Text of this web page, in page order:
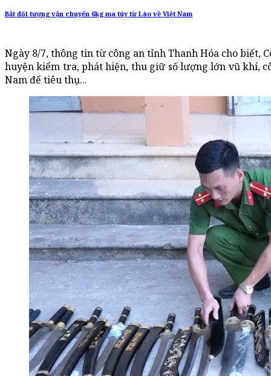
Bắt đối tượng vận chuyển 6kg ma túy từ Lào về Việt Nam
Ngày 8/7, thông tin từ công an tỉnh Thanh Hóa cho biết,
huyện kiểm tra, phát hiện, thu giữ số lượng lớn vũ khí,
Nam để tiêu thụ...